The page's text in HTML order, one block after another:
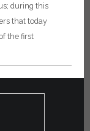
during this
that today
the first